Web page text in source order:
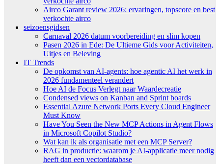
Airco Garant review 2026: ervaringen, topscore en best
verkochte airco
seizoensgidsen
Carnaval 2026 datum voorbereiding en slim kopen
Pasen 2026 in Ede: De Ultieme Gids voor Activiteiten,
Uitjes en Beleving
IT Trends
De opkomst van AI-agents: hoe agentic AI het werk in
2026 fundamenteel verandert
Hoe AI de Focus Verlegt naar Waardecreatie
Condensed views on Kanban and Sprint boards
Essential Azure Network Ports Every Cloud Engineer
Must Know
Have You Seen the New MCP Actions in Agent Flows
in Microsoft Copilot Studio?
Wat kan ik als organisatie met een MCP Server?
RAG in productie: waarom je AI-applicatie meer nodig
heeft dan een vectordatabase